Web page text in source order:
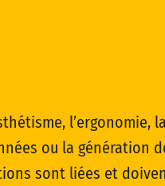
ou la génération
sont liées et